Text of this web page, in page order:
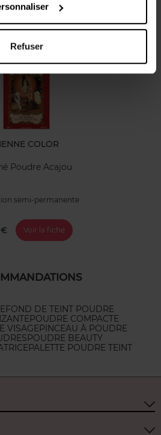
Refuser
peut-être
COLOR
Poudre Acajou
semi-permanente
€ Voir la fiche
FOND DE TEINT POUDRE
POUDRE COMPACTE
VISAGEPINCEAU À POUDRE
POUDRE BEAUTY
PALETTE POUDRE TEINT